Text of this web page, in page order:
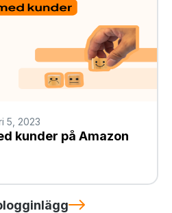
5, 2023
kunder på Amazon